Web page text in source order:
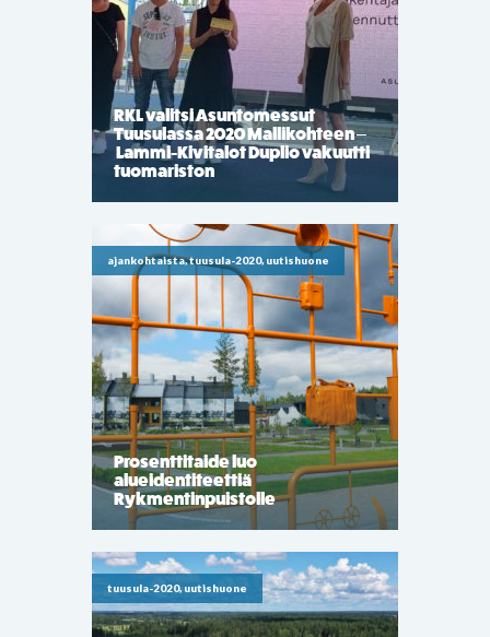
RKL valitsi Asuntomessut
Tuusulassa 2020 Mallikohteen –
Lammi-Kivitalot Duplio vakuutti
tuomariston
ajankohtaista, tuusula-2020, uutishuone
Prosenttitaide luo
alueidentiteettiä
Rykmentinpuistolle
tuusula-2020, uutishuone